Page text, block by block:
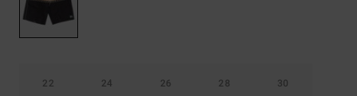
22 24 26 28 30